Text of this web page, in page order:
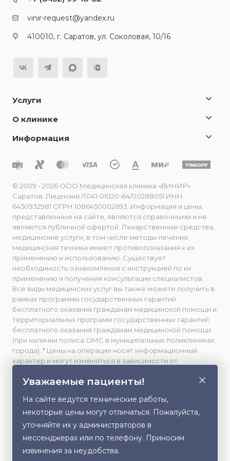
vinir-request@yandex.ru
410010, г. Саратов, ул. Соколовая, 10/16
Услуги
О клинике
Информация
© 2009 - 2026 ООО Медицинская клиника «ВИНИР»
Саратов. Лицензия Л041-01020-64/00288051 ИНН
6450932981 ОГРН 1086450002693. Информация и цены,
представленные на сайте, являются справочными и не
являются публичной офертой. Лекарственные средства,
медицинские услуги, в том числе методы лечения,
медицинская техника имеют противопоказания к их
применению и использованию. Существует
необходимость ознакомления с инструкцией по их
применению и получения консультации специалистов.
Все виды медицинских услуг вы также можете получить в
рамках программы государственных гарантий
бесплатного оказания гражданам медицинской помощи и
территориальных программ государственных гарантий
бесплатного оказания гражданам медицинской помощи
(при наличии полиса ОМС в муниципальных поликлиниках
города). * Цены на операции носят информационный
характер и могут изменяться в зависимости от
Facebook принадлежит компании Meta, признанной
видеоматериал, размещенный на данном сайте,
публикуется с письменного согласия лиц, изображенных
на них, либо их законных представителей (в случае
копирование или распространение данного контента без
разрешения правообладателя запрещено.
Этот сайт использует cookie для хранения
данных. Продолжая использовать сайт, Вы даете
Уважаемые пациенты!
На сайте ведутся технические работы,
некоторые цены могут отличаться. Пожалуйста,
уточняйте их у администраторов в
мессенджерах или по телефону. Приносим
извинения за неудобства.